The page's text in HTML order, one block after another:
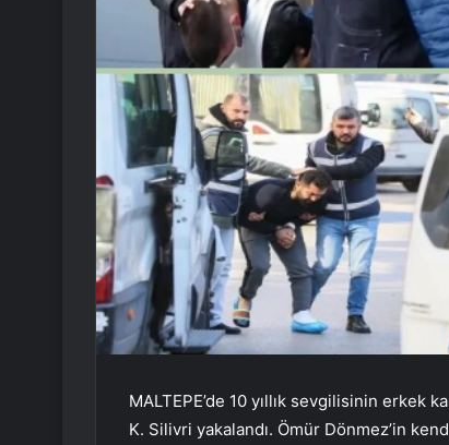
MALTEPE’de 10 yıllık sevgilisinin erkek
K. Silivri yakalandı. Ömür Dönmez’in